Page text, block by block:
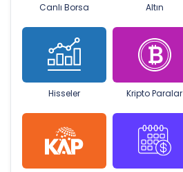
Canlı Borsa Altın
Hisseler Kripto Paralar